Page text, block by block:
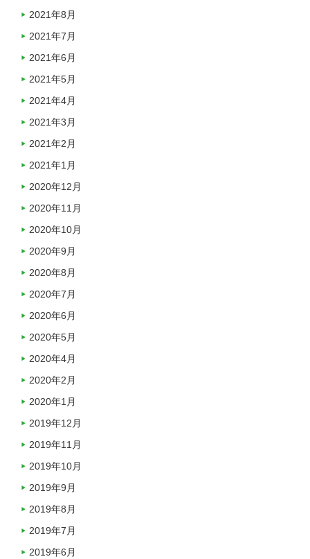
2021年8月
2021年7月
2021年6月
2021年5月
2021年4月
2021年3月
2021年2月
2021年1月
2020年12月
2020年11月
2020年10月
2020年9月
2020年8月
2020年7月
2020年6月
2020年5月
2020年4月
2020年2月
2020年1月
2019年12月
2019年11月
2019年10月
2019年9月
2019年8月
2019年7月
2019年6月